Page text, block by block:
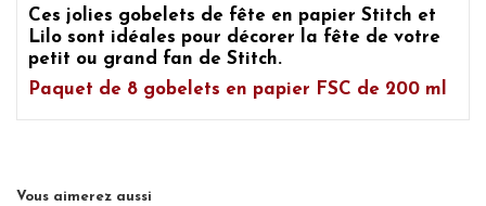
Ces jolies gobelets de fête en papier Stitch et
Lilo sont idéales pour décorer la fête de votre
petit ou grand fan de Stitch.
Paquet de 8 gobelets en papier FSC de 200 ml
Vous aimerez aussi